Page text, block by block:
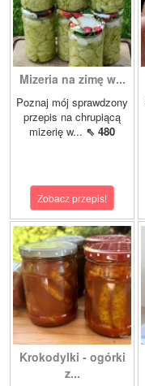
Mizeria na zimę w...
Poznaj mój sprawdzony
przepis na chrupiącą
mizerię w... ⇖ 480
Zobacz przepis!
Krokodylki - ogórki
z...